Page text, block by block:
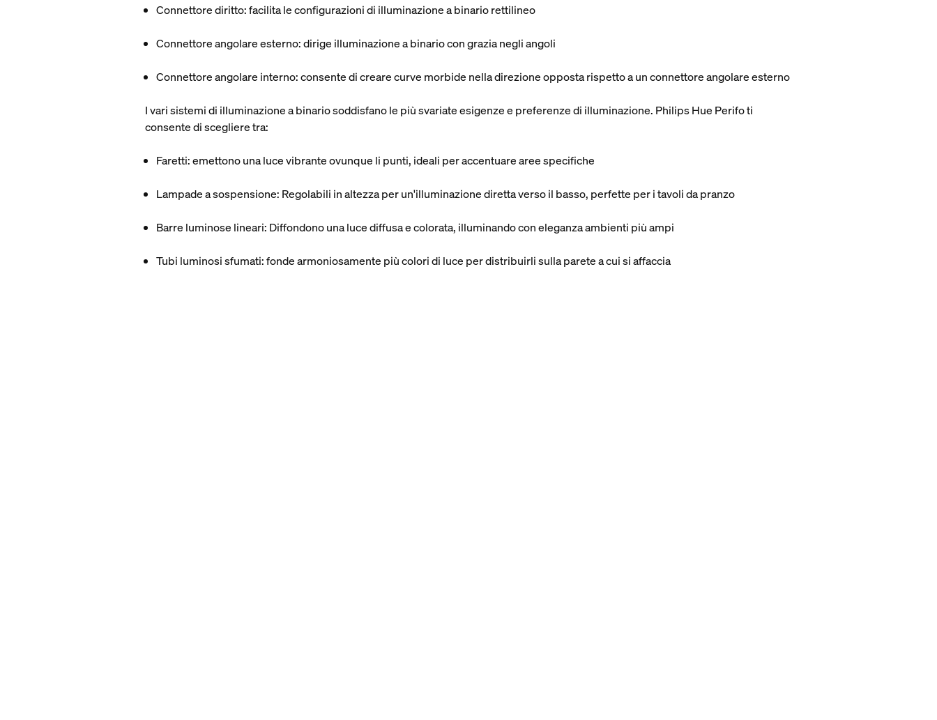
Connettore diritto: facilita le configurazioni di illuminazione a binario rettilineo
Connettore angolare esterno: dirige illuminazione a binario con grazia negli angoli
Connettore angolare interno: consente di creare curve morbide nella direzione opposta rispetto a un connettore angolare esterno
I vari sistemi di illuminazione a binario soddisfano le più svariate esigenze e preferenze di illuminazione. Philips Hue Perifo ti
consente di scegliere tra:
Faretti: emettono una luce vibrante ovunque li punti, ideali per accentuare aree specifiche
Lampade a sospensione: Regolabili in altezza per un'illuminazione diretta verso il basso, perfette per i tavoli da pranzo
Barre luminose lineari: Diffondono una luce diffusa e colorata, illuminando con eleganza ambienti più ampi
Tubi luminosi sfumati: fonde armoniosamente più colori di luce per distribuirli sulla parete a cui si affaccia